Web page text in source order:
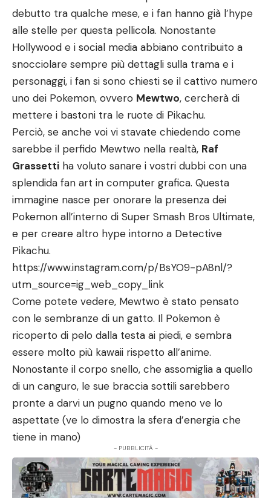
debutto tra qualche mese, e i fan hanno già l’hype
alle stelle per questa pellicola. Nonostante
Hollywood e i social media abbiano contribuito a
snocciolare sempre più dettagli sulla trama e i
personaggi, i fan si sono chiesti se il cattivo numero
uno dei Pokemon, ovvero Mewtwo, cercherà di
mettere i bastoni tra le ruote di Pikachu.
Perciò, se anche voi vi stavate chiedendo come
sarebbe il perfido Mewtwo nella realtà, Raf
Grassetti ha voluto sanare i vostri dubbi con una
splendida fan art in computer grafica. Questa
immagine nasce per onorare la presenza dei
Pokemon all’interno di Super Smash Bros Ultimate,
e per creare altro hype intorno a Detective
Pikachu.
https://www.instagram.com/p/BsYO9-pA8nl/?
utm_source=ig_web_copy_link
Come potete vedere, Mewtwo è stato pensato
con le sembranze di un gatto. Il Pokemon è
ricoperto di pelo dalla testa ai piedi, e sembra
essere molto più kawaii rispetto all’anime.
Nonostante il corpo snello, che assomiglia a quello
di un canguro, le sue braccia sottili sarebbero
pronte a darvi un pugno quando meno ve lo
aspettate (ve lo dimostra la sfera d’energia che
tiene in mano)
- PUBBLICITÀ -